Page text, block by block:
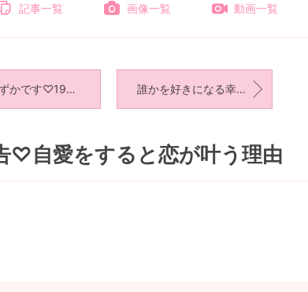
記事一覧 画像一覧 動画一覧
♡19人目の花嫁さんに♡ 誰かを好きになる幸せ♡
♡自愛をすると恋が叶う理由